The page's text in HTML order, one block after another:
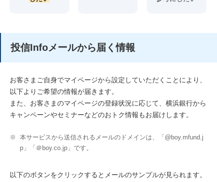
投信Infoメールから届く情報
お客さまご自身でマイページから設定していただくことにより、
以下よりご希望の情報が届きます。
また、お客さまのマイページの登録状況に応じて、横浜銀行から
キャンペーンやセミナーなどのおトク情報もお届けします。
※
本サービスから送信されるメールのドメインは、「@boy.mfund.j
p」「＠boy.co.jp」です。
以下のボタンをクリックするとメールのサンプルが見られます。